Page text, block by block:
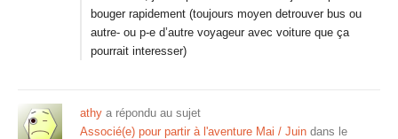
bouger rapidement (toujours moyen detrouver bus ou
autre- ou p-e d’autre voyageur avec voiture que ça
pourrait interesser)
athy a répondu au sujet
Associé(e) pour partir à l'aventure Mai / Juin dans le